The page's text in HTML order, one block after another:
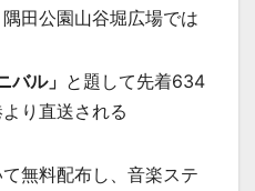
田公園山谷堀広場では
バル」 と題して先着634
り直送される
無料配布し、音楽ステ